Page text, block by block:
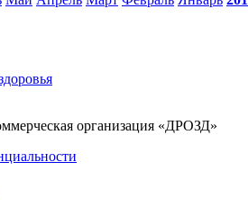
организация «ДРОЗД»